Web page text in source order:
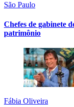
São Paulo
Chefes de gabinete
patrimônio
Fábia Oliveira